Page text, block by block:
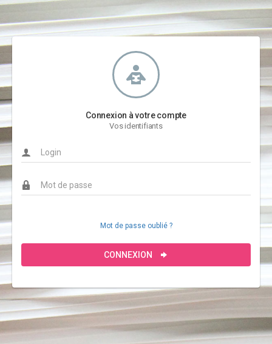
Connexion à votre compte
Vos identifiants
Mot de passe oublié ?
CONNEXION